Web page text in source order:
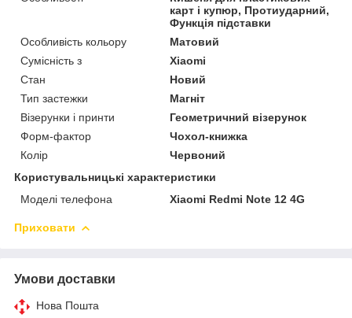
карт і купюр, Протиударний,
Функція підставки
Особливість кольору
Матовий
Сумісність з
Xiaomi
Стан
Новий
Тип застежки
Магніт
Візерунки і принти
Геометричний візерунок
Форм-фактор
Чохол-книжка
Колір
Червоний
Користувальницькі характеристики
Моделі телефона
Xiaomi Redmi Note 12 4G
Приховати
Умови доставки
Нова Пошта